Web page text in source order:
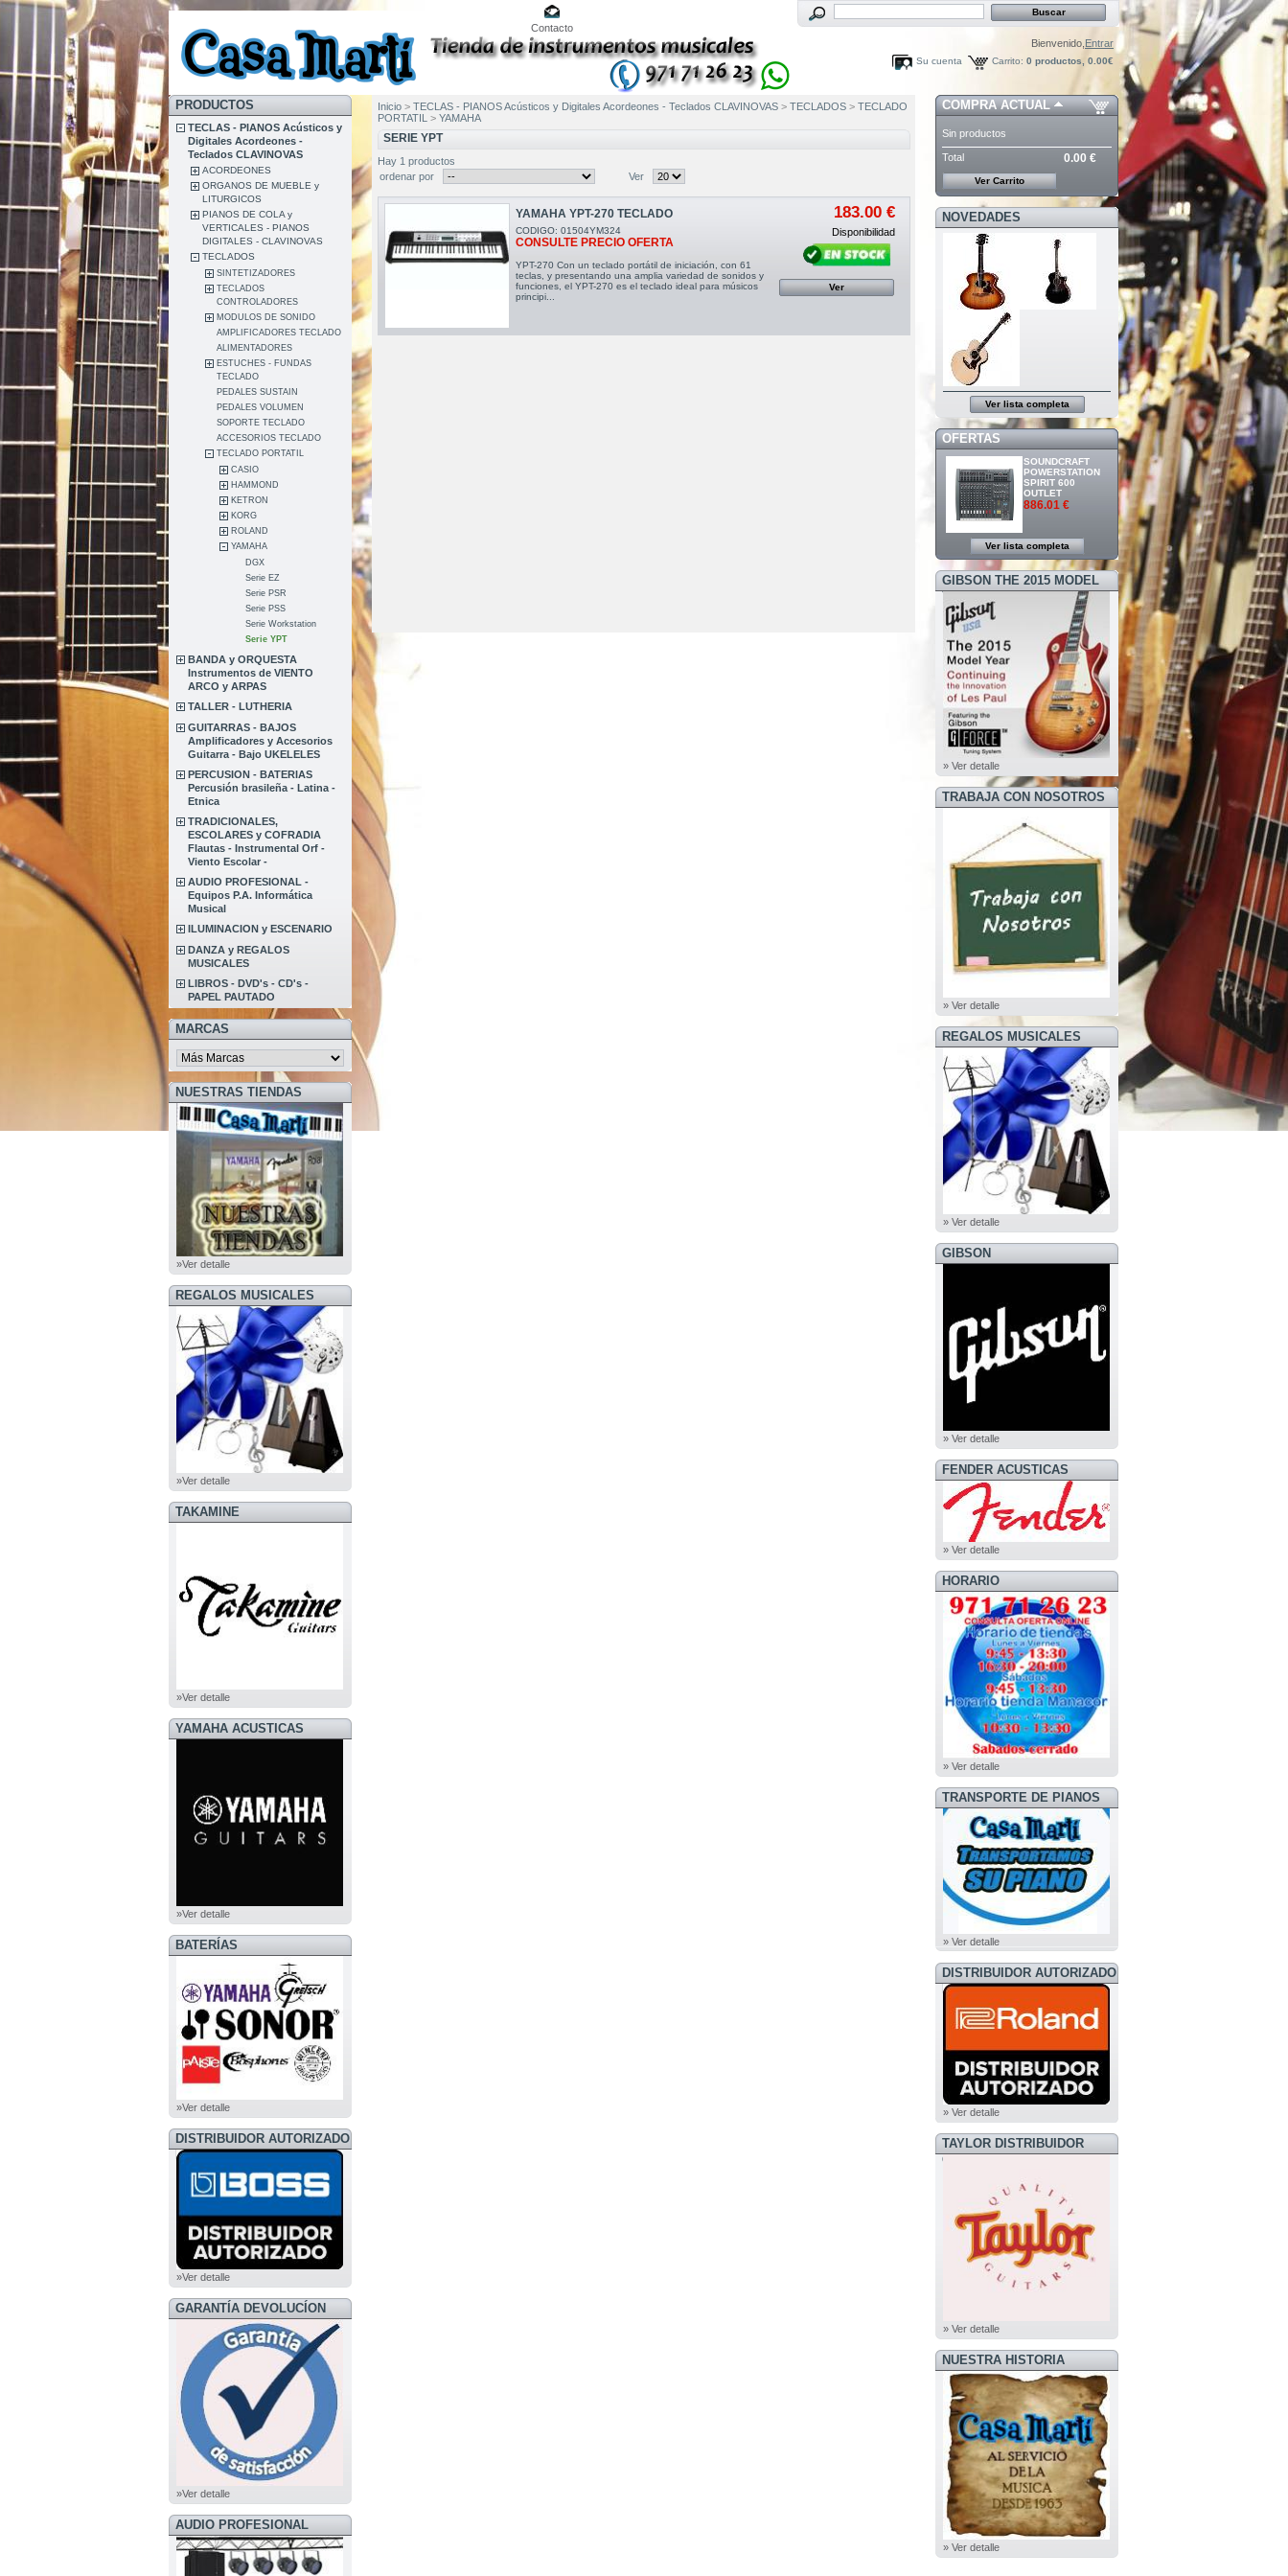
Contacto
Bienvenido, Entrar
Carrito: 0 productos, 0.00€
Su cuenta
PRODUCTOS
TECLAS - PIANOS Acústicos y
Digitales Acordeones -
Teclados CLAVINOVAS
ACORDEONES
ORGANOS DE MUEBLE y
LITURGICOS
PIANOS DE COLA y
VERTICALES - PIANOS
DIGITALES - CLAVINOVAS
TECLADOS
SINTETIZADORES
TECLADOS
CONTROLADORES
MODULOS DE SONIDO
AMPLIFICADORES TECLADO
ALIMENTADORES
ESTUCHES - FUNDAS
TECLADO
PEDALES SUSTAIN
PEDALES VOLUMEN
SOPORTE TECLADO
ACCESORIOS TECLADO
TECLADO PORTATIL
CASIO
HAMMOND
KETRON
KORG
ROLAND
YAMAHA
DGX
Serie EZ
Serie PSR
Serie PSS
Serie Workstation
Serie YPT
BANDA y ORQUESTA
Instrumentos de VIENTO
ARCO y ARPAS
TALLER - LUTHERIA
GUITARRAS - BAJOS
Amplificadores y Accesorios
Guitarra - Bajo UKELELES
PERCUSION - BATERIAS
Percusión brasileña - Latina -
Etnica
TRADICIONALES,
ESCOLARES y COFRADIA
Flautas - Instrumental Orf -
Viento Escolar -
AUDIO PROFESIONAL -
Equipos P.A. Informática
Musical
ILUMINACION y ESCENARIO
DANZA y REGALOS
MUSICALES
LIBROS - DVD's - CD's -
PAPEL PAUTADO
MARCAS
NUESTRAS TIENDAS
»Ver detalle
REGALOS MUSICALES
»Ver detalle
TAKAMINE
»Ver detalle
YAMAHA ACUSTICAS
»Ver detalle
BATERÍAS
»Ver detalle
DISTRIBUIDOR AUTORIZADO
BOSS
»Ver detalle
GARANTÍA DEVOLUCÍON
»Ver detalle
AUDIO PROFESIONAL
Inicio > TECLAS - PIANOS Acústicos y Digitales Acordeones - Teclados CLAVINOVAS > TECLADOS > TECLADO
PORTATIL > YAMAHA
SERIE YPT
Hay 1 productos
ordenar por
Ver
YAMAHA YPT-270 TECLADO
CODIGO: 01504YM324
CONSULTE PRECIO OFERTA
YPT-270 Con un teclado portátil de iniciación, con 61
teclas, y presentando una amplia variedad de sonidos y
funciones, el YPT-270 es el teclado ideal para músicos
principi...
183.00 €
Disponibilidad
Ver
COMPRA ACTUAL
Sin productos
Total 0.00 €
Ver Carrito
NOVEDADES
Ver lista completa
OFERTAS
SOUNDCRAFT
POWERSTATION
SPIRIT 600
OUTLET
886.01 €
Ver lista completa
GIBSON THE 2015 MODEL
YEAR
» Ver detalle
TRABAJA CON NOSOTROS
» Ver detalle
REGALOS MUSICALES
» Ver detalle
GIBSON
» Ver detalle
FENDER ACUSTICAS
» Ver detalle
HORARIO
» Ver detalle
TRANSPORTE DE PIANOS
» Ver detalle
DISTRIBUIDOR AUTORIZADO
ROLAND
» Ver detalle
TAYLOR DISTRIBUIDOR
OFICIAL
» Ver detalle
NUESTRA HISTORIA
» Ver detalle